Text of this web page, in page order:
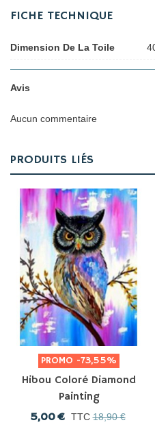
FICHE TECHNIQUE
Dimension De La Toile
Avis
Aucun commentaire
PRODUITS LIÉS
PROMO -73,55%
Hibou Coloré Diamond
Painting
5,00 € TTC 18,90 €